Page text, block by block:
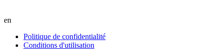
en
Politique de confidentialité
Conditions d'utilisation